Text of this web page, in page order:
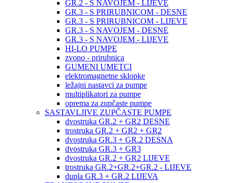
GR.2 - S NAVOJEM - LIJEVE
GR.3 - S PRIRUBNICOM - DESNE
GR.3 - S PRIRUBNICOM - LIJEVE
GR.3 - S NAVOJEM - DESNE
GR.3 - S NAVOJEM - LIJEVE
HI-LO PUMPE
zvono - prirubnica
GUMENI UMETCI
elektromagnetne sklopke
ležajni nastavci za pumpe
multiplikatori za pumpe
oprema za zupčaste pumpe
SASTAVLJIVE ZUPČASTE PUMPE
dvostruka GR.2 + GR2 DESNE
trostruka GR.2 + GR2 + GR2
dvostruka GR.3 + GR.2 DESNA
dvostruka GR.3 + GR3
dvostruka GR.2 + GR2 LIJEVE
trostruka GR.2+GR.2+GR.2 - LIJEVE
dupla GR.3 + GR.2 LIJEVA